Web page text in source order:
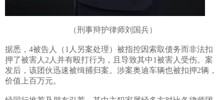
（刑事辩护律师刘国兵）
据悉， 4被告人（1 人另案处理）被指控因索取债务而非法扣
押了被害人 2 人并有殴打行为，且导致其中1被害人受伤。案
发后，该团伙迅速被缉捕归案。涉案奥迪车辆也被扣押2辆，
价值上百万元。